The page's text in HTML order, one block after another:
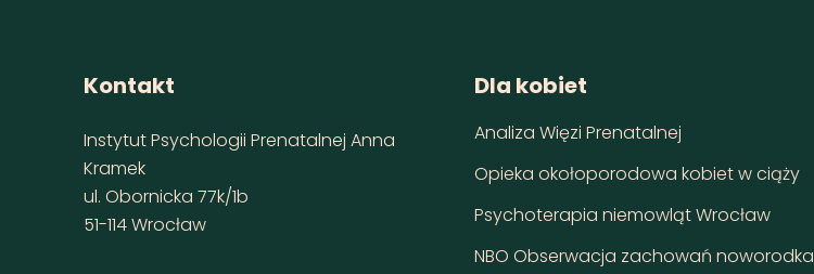
Dla kobiet
Kontakt
Instytut Psychologii Prenatalnej Anna
Kramek
ul. Obornicka 77k/1b
51-114 Wrocław
Analiza Więzi Prenatalnej
Opieka okołoporodowa kobiet w ciąży
Psychoterapia niemowląt Wrocław
NBO Obserwacja zachowań noworodka